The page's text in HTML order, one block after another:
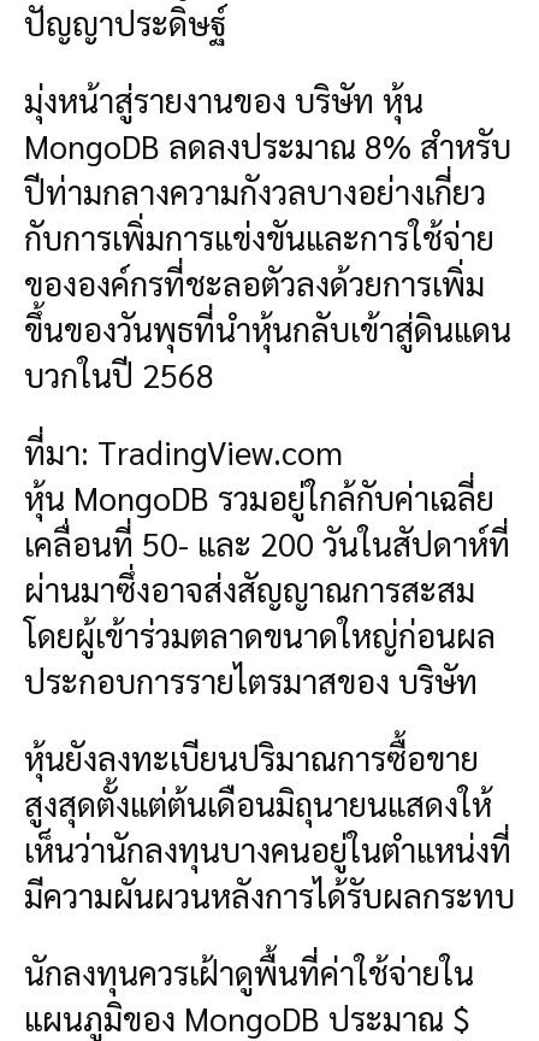
ปัญญาประดิษฐ์
มุ่งหน้าสู่รายงานของ บริษัท หุ้น
MongoDB ลดลงประมาณ 8% สำหรับ
ปีท่ามกลางความกังวลบางอย่างเกี่ยว
กับการเพิ่มการแข่งขันและการใช้จ่าย
ขององค์กรที่ชะลอตัวลงด้วยการเพิ่ม
ขึ้นของวันพุธที่นำหุ้นกลับเข้าสู่ดินแดน
บวกในปี 2568
ที่มา: TradingView.com
หุ้น MongoDB รวมอยู่ใกล้กับค่าเฉลี่ย
เคลื่อนที่ 50- และ 200 วันในสัปดาห์ที่
ผ่านมาซึ่งอาจส่งสัญญาณการสะสม
โดยผู้เข้าร่วมตลาดขนาดใหญ่ก่อนผล
ประกอบการรายไตรมาสของ บริษัท
หุ้นยังลงทะเบียนปริมาณการซื้อขาย
สูงสุดตั้งแต่ต้นเดือนมิถุนายนแสดงให้
เห็นว่านักลงทุนบางคนอยู่ในตำแหน่งที่
มีความผันผวนหลังการได้รับผลกระทบ
นักลงทุนควรเฝ้าดูพื้นที่ค่าใช้จ่ายใน
แผนภูมิของ MongoDB ประมาณ $